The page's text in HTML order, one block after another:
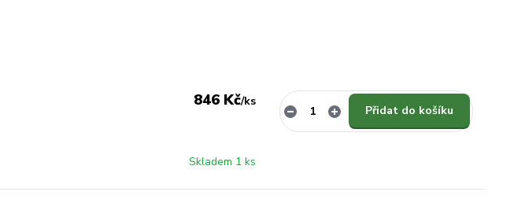
846 Kč/ks
Skladem 1 ks
Přidat do košíku